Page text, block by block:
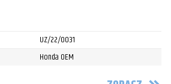
UZ/22/0031
Honda OEM